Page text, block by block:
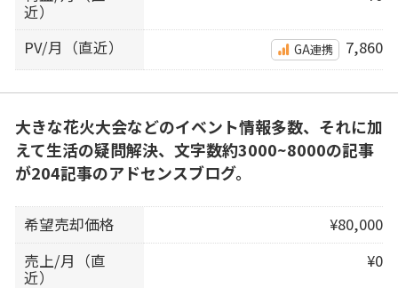
近）
PV/月（直近） GA連携 7,860
大きな花火大会などのイベント情報多数、それに加
えて生活の疑問解決、文字数約3000~8000の記事
が204記事のアドセンスブログ。
希望売却価格
¥80,000
売上/月（直
近）
¥0